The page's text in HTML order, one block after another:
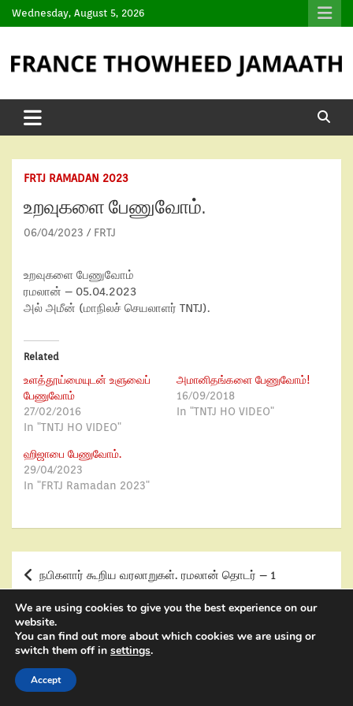
Wednesday, August 5, 2026
FRTJ RAMADAN 2023
உறவுகளை பேணுவோம்.
06/04/2023 FRTJ
உறவுகளை பேணுவோம்
ரமலான் – 05.04.2023
அல் அமீன் (மாநிலச் செயலாளர் TNTJ).
Related
உளத்தூய்மையுடன் உளுவைப்
பேணுவோம்
27/02/2016
In "TNTJ HO VIDEO"
அமானிதங்களை பேணுவோம்!
16/09/2018
In "TNTJ HO VIDEO"
ஹிஜாபை பேணுவோம்.
29/04/2023
In "FRTJ Ramadan 2023"
நபிகளார் கூறிய வரலாறுகள். ரமலான் தொடர் – 1
We are using cookies to give you the best experience on our
website.
You can find out more about which cookies we are using or
switch them off in settings.
Accept